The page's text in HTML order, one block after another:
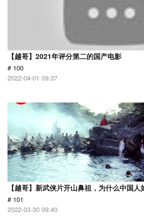
【越哥】2021年评分第二的国产电影
# 100
2022-04-01 09:37
【越哥】新武侠片开山鼻祖，为什么中国人
# 101
2022-03-30 09:40